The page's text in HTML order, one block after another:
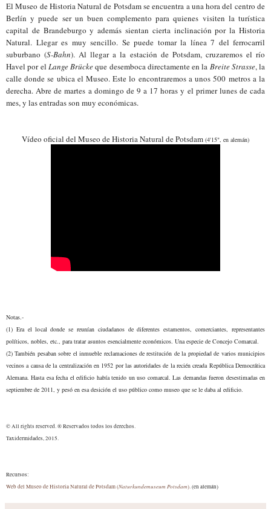
El Museo de Historia Natural de Potsdam se encuentra a una hora del centro de
Berlín y puede ser un buen complemento para quienes visiten la turística
capital de Brandeburgo y además sientan cierta inclinación por la Historia
Natural. Llegar es muy sencillo. Se puede tomar la línea 7 del ferrocarril
suburbano (S-Bahn). Al llegar a la estación de Potsdam, cruzaremos el río
Havel por el Lange Brückeque desemboca directamente en la Breite Strasse, la
calle donde se ubica el Museo. Este lo encontraremos a unos 500 metros a la
derecha. Abre de martes a domingo de 9 a 17 horas y el primer lunes de cada
mes, y las entradas son muy económicas.
Vídeo oficial del Museo de Historia Natural de Potsdam (4'15", en alemán)
Notas.-
(1) Era el local donde se reunían ciudadanos de diferentes estamentos, comerciantes, representantes
políticos, nobles, etc., para tratar asuntos esencialmente económicos. Una especie de Concejo Comarcal.
(2) También pesaban sobre el inmueble reclamaciones de restitución de la propiedad de varios municipios
vecinos a causa de la centralización en 1952 por las autoridades de la recién creada República Democrática
Alemana. Hasta esa fecha el edificio había tenido un uso comarcal. Las demandas fueron desestimadas en
septiembre de 2011, y pesó en esa desición el uso público como museo que se le daba al edificio.
© All rights reserved. ® Reservados todos los derechos.
Taxidermidades, 2015.
Recursos:
Web del Museo de Historia Natural de Potsdam (Naturkundemuseum Potsdam).(en alemán)